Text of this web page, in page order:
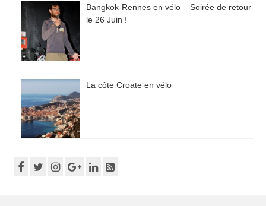
Bangkok-Rennes en vélo – Soirée de retour
le 26 Juin !
La côte Croate en vélo